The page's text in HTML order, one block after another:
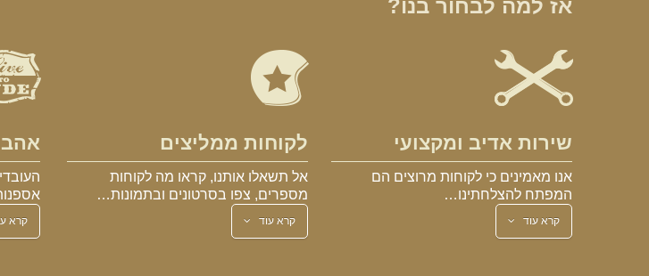
אז למה לבחור בנו?
שירות אדיב ומקצועי
אנו מאמינים כי לקוחות מרוצים הם
המפתח להצלחתינו…
קרא עוד
לקוחות ממליצים
אל תשאלו אותנו, קראו מה לקוחות
מספרים, צפו בסרטונים ובתמונות…
קרא עוד קרא